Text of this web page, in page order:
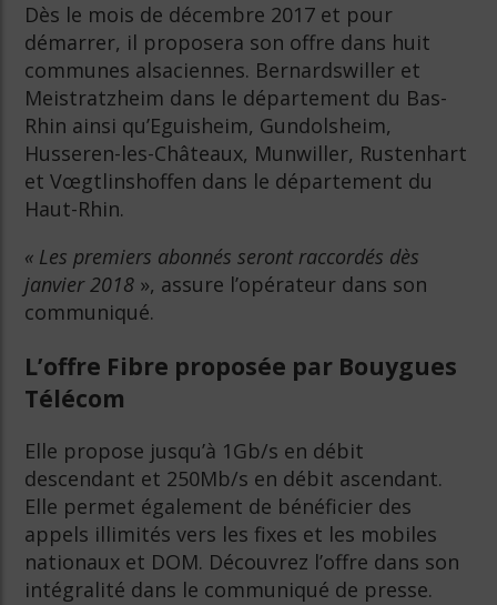
Dès le mois de décembre 2017 et pour
démarrer, il proposera son offre dans huit
communes alsaciennes. Bernardswiller et
Meistratzheim dans le département du Bas-
Rhin ainsi qu’Eguisheim, Gundolsheim,
Husseren-les-Châteaux, Munwiller, Rustenhart
et Vœgtlinshoffen dans le département du
Haut-Rhin.
« Les premiers abonnés seront raccordés dès
janvier 2018 », assure l’opérateur dans son
communiqué.
L’offre Fibre proposée par Bouygues
Télécom
Elle propose jusqu’à 1Gb/s en débit
descendant et 250Mb/s en débit ascendant.
Elle permet également de bénéficier des
appels illimités vers les fixes et les mobiles
nationaux et DOM. Découvrez l’offre dans son
intégralité dans le communiqué de presse.